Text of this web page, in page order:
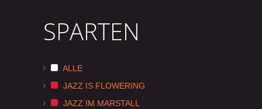
SPARTEN
ALLE
JAZZ IS FLOWERING
JAZZ IM MARSTALL